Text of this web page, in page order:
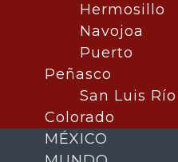
Hermosillo
Navojoa
Puerto
Peñasco
San Luis Río
Colorado
MÉXICO